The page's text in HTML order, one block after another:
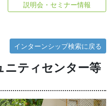
説明会・セミナー情報
インターンシップ検索に戻る
ニティセンター等